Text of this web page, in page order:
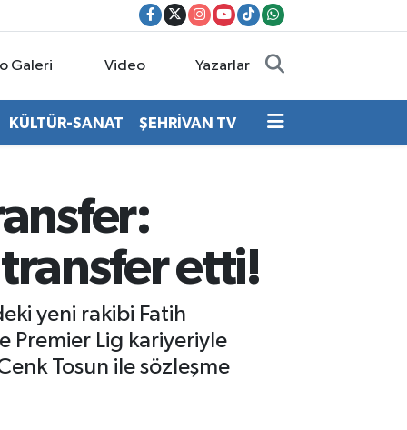
Galeri Video Yazarlar
KÜLTÜR-SANAT ŞEHRİVAN TV
etti!
yeni rakibi Fatih
Premier Lig kariyeriyle
Tosun ile sözleşme